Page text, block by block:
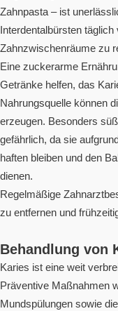
Zahnpasta – ist
Interdentalbürsten
Zahnzwischenräume zu
Eine zuckerarme
Getränke helfen, das
Nahrungsquelle können
erzeugen. Besonders
gefährlich, da sie
haften bleiben und den
dienen.
Regelmäßige
zu entfernen und
Behandlung von
Karies ist eine weit
Präventive Maßnahmen
Mundspülungen sowie